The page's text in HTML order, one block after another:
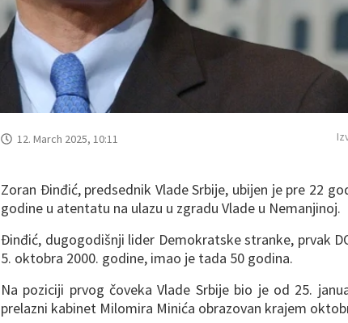
12. March 2025, 10:11
Zoran Đinđić, predsednik Vlade Srbije, ubijen je pre 22
godine u atentatu na ulazu u zgradu Vlade u Nemanjinoj.
Đinđić, dugogodišnji lider Demokratske stranke, prvak
5. oktobra 2000. godine, imao je tada 50 godina.
Na poziciji prvog čoveka Vlade Srbije bio je od 25.
prelazni kabinet Milomira Minića obrazovan krajem